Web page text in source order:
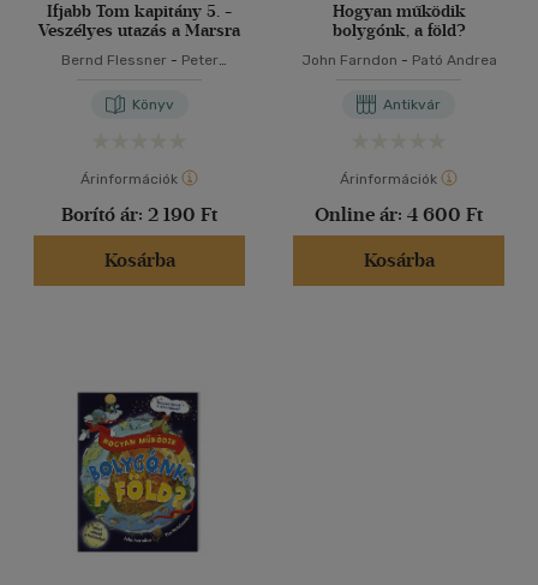
Ifjabb Tom kapitány 5. -
Veszélyes utazás a Marsra
Bernd Flessner - Peter
Könyv
Árinformációk
Borító ár: 2 190 Ft
Kosárba
Hogyan működik
bolygónk, a föld?
John Farndon - Pató Andrea
Antikvár
Árinformációk
Online ár: 4 600 Ft
Kosárba